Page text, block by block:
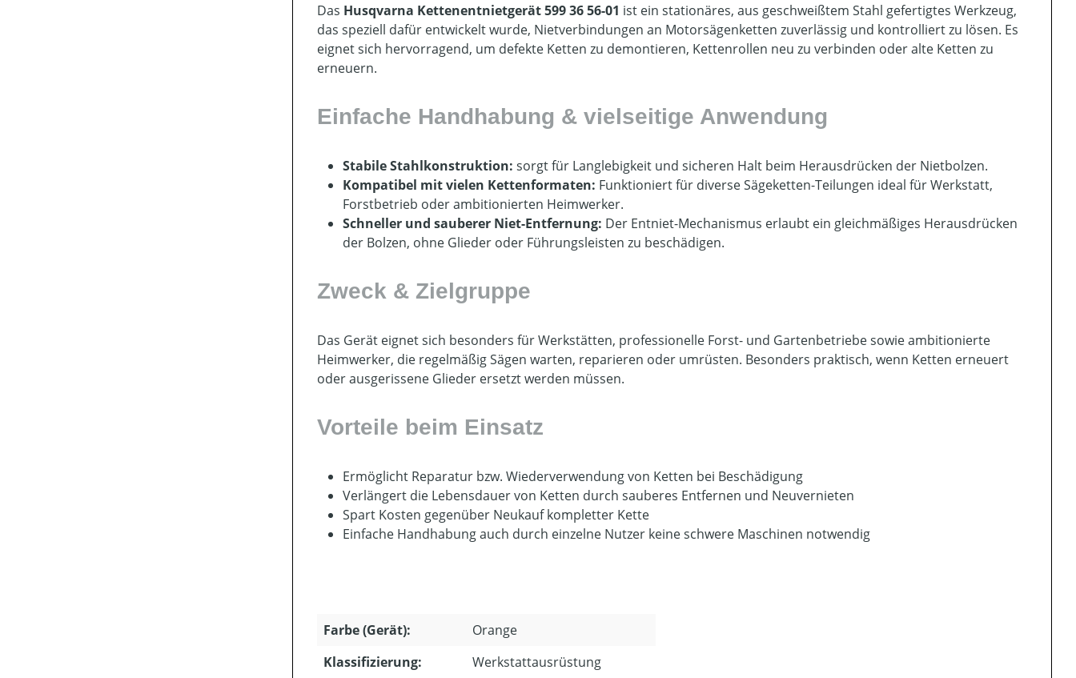
Das Husqvarna Kettenentnietgerät 599 36 56-01 ist ein stationäres, aus geschweißtem Stahl gefertigtes Werkzeug,
das speziell dafür entwickelt wurde, Nietverbindungen an Motorsägenketten zuverlässig und kontrolliert zu lösen. Es
eignet sich hervorragend, um defekte Ketten zu demontieren, Kettenrollen neu zu verbinden oder alte Ketten zu
erneuern.
Einfache Handhabung & vielseitige Anwendung
Stabile Stahlkonstruktion: sorgt für Langlebigkeit und sicheren Halt beim Herausdrücken der Nietbolzen.
Kompatibel mit vielen Kettenformaten: Funktioniert für diverse Sägeketten-Teilungen ideal für Werkstatt,
Forstbetrieb oder ambitionierten Heimwerker.
Schneller und sauberer Niet-Entfernung: Der Entniet-Mechanismus erlaubt ein gleichmäßiges Herausdrücken
der Bolzen, ohne Glieder oder Führungsleisten zu beschädigen.
Zweck & Zielgruppe
Das Gerät eignet sich besonders für Werkstätten, professionelle Forst- und Gartenbetriebe sowie ambitionierte
Heimwerker, die regelmäßig Sägen warten, reparieren oder umrüsten. Besonders praktisch, wenn Ketten erneuert
oder ausgerissene Glieder ersetzt werden müssen.
Vorteile beim Einsatz
Ermöglicht Reparatur bzw. Wiederverwendung von Ketten bei Beschädigung
Verlängert die Lebensdauer von Ketten durch sauberes Entfernen und Neuvernieten
Spart Kosten gegenüber Neukauf kompletter Kette
Einfache Handhabung auch durch einzelne Nutzer keine schwere Maschinen notwendig
Farbe (Gerät):
Orange
Klassifizierung:
Werkstattausrüstung